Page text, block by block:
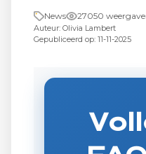
News 27050
Auteur: Olivia Lambert
Gepubliceerd op: 11-11-2025